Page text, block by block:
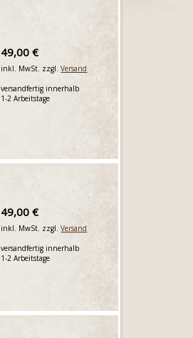
49,00 €
inkl. MwSt. zzgl.Versand
versandfertig innerhalb
1-2 Arbeitstage
49,00 €
inkl. MwSt. zzgl.Versand
versandfertig innerhalb
1-2 Arbeitstage